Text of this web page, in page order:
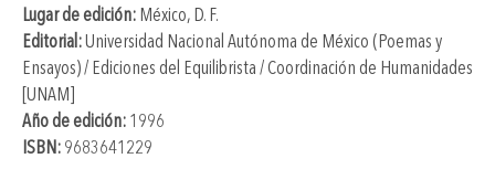
Lugar de edición: México, D. F.
Editorial:Universidad Nacional Autónoma de México (Poemas y
Ensayos) / Ediciones del Equilibrista / Coordinación de Humanidades
[UNAM]
Año de edición: 1996
ISBN: 9683641229